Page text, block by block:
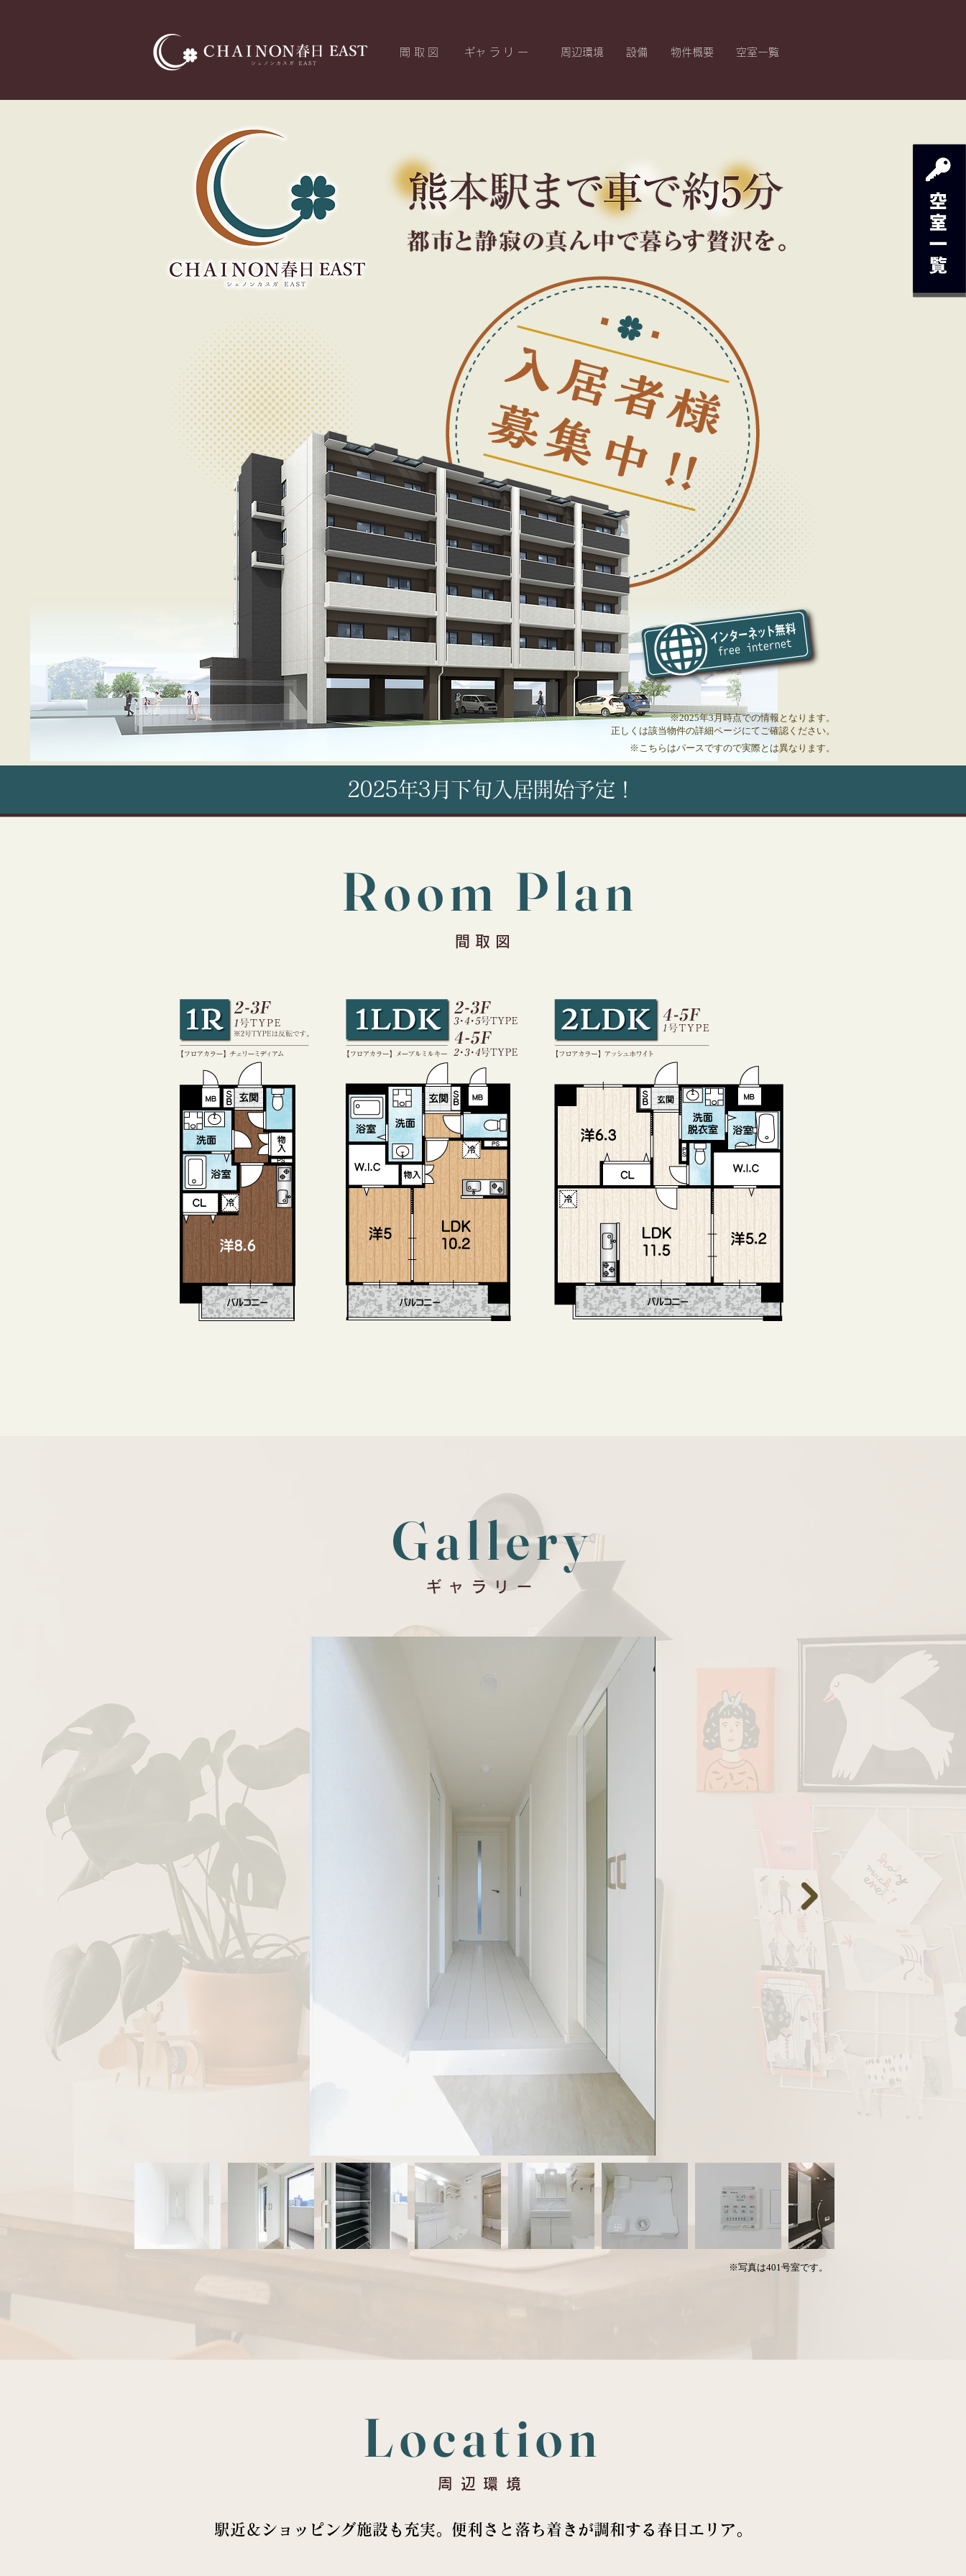
間取図 ​ギャラリー ​周辺環境 設備 ​物件概要 ​空室一覧
※2025年3月時点での情報となります。
正しくは該当物件の詳細ページにてご確認ください。
​※こちらはパースですので実際とは異なります。
2025年3月下旬入居開始予定！
Room Plan
間 取 図
Gallery
ギャラリー
※写真は401号室です。
Location
周辺環境
駅近＆ショッピング施設も充実。便利さと落ち着きが調和する春日エリア。